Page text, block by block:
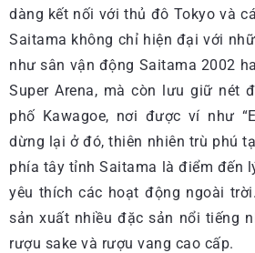
dàng kết nối với thủ đô Tokyo và
Saitama không chỉ hiện đại với
như sân vận động Saitama 2002
Super Arena, mà còn lưu giữ nét
phố Kawagoe, nơi được ví như
dừng lại ở đó, thiên nhiên trù phú
phía tây tỉnh Saitama là điểm đến
yêu thích các hoạt động ngoài
sản xuất nhiều đặc sản nổi tiếng
rượu sake và rượu vang cao cấp.